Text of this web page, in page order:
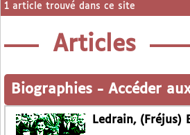
1 article trouvé dans ce site
Articles
Biographies - Accéder
Ledrain, (Fréjus)